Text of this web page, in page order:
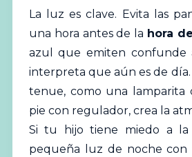
La luz es clave. Evita las
una hora antes de la hora
azul que emiten confunde
interpreta que aún es de
tenue, como una lamparita
pie con regulador, crea la
Si tu hijo tiene miedo a la
pequeña luz de noche con